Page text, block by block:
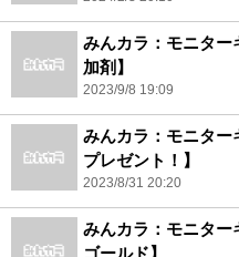
みんカラ：モニター
加剤】
2023/9/8 19:09
みんカラ：モニタ
プレゼント！】
2023/8/31 20:20
みんカラ：モニター
ゴールド】